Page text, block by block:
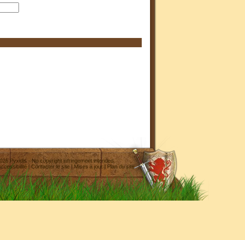
Pyxidis- No copyright infringement intended
| Contacter le site|Mises à jour| Plan du site